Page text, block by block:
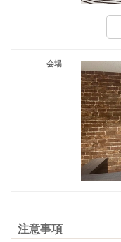
会場
注意事項